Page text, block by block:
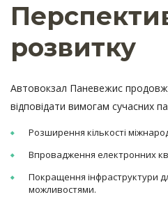
розвитку
Автовокзал Паневежис
відповідати вимогам сучасних
Розширення кількості
Впровадження електронних
Покращення інфраструктури
можливостями.